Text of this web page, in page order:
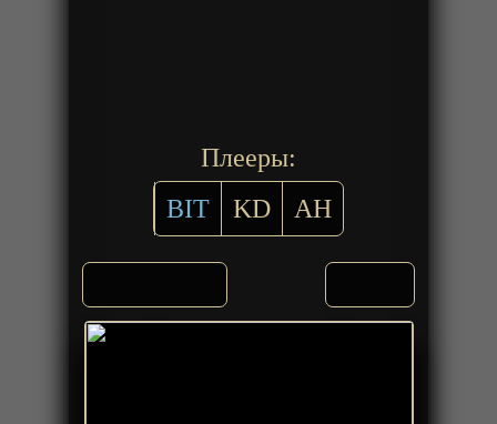
Плееры:
BIT
KD AH